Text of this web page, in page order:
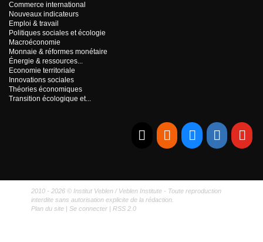
Commerce international
Nouveaux indicateurs
Emploi & travail
Politiques sociales et écologie
Macroéconomie
Monnaie & réformes monétaire
Énergie & ressources...
Economie territoriale
Innovations sociales
Théories économiques
Transition écologique et...
2010 - 2026 © Institut Veblen / Veblen Institute - Toute reproduction
interdite sans autorisation explicite de la rédaction.
Plan du site |Se connecter | RSS 2.0